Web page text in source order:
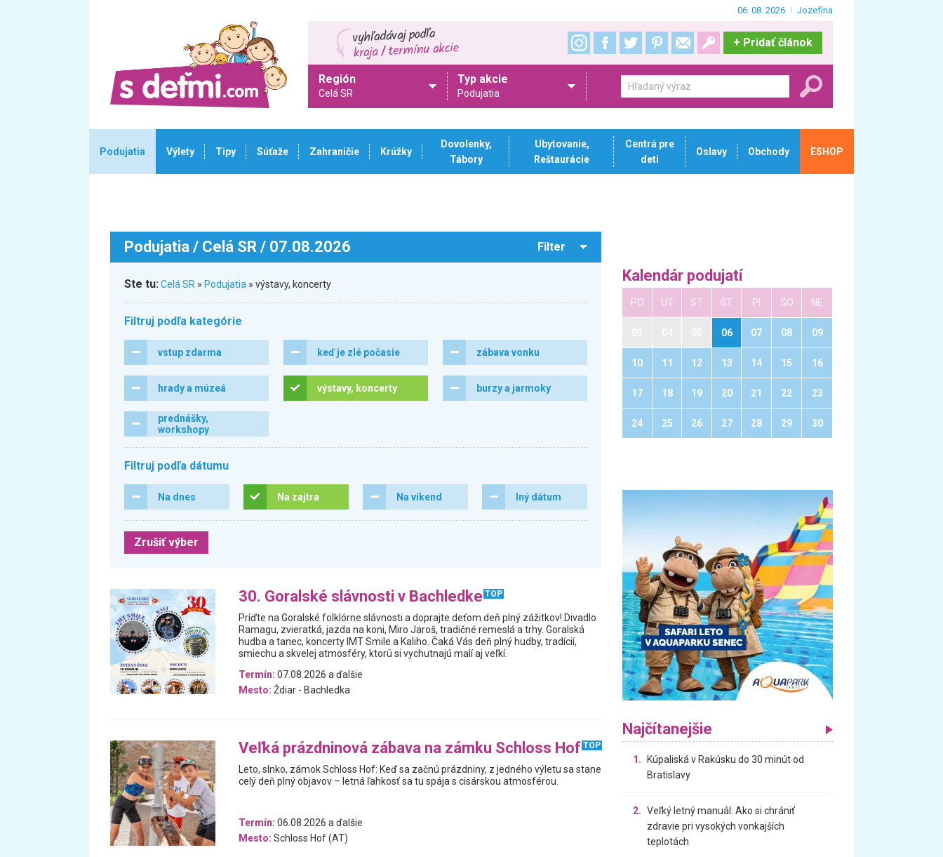
06. 08. 2026 Jozefína
+ Pridať článok
Región
Celá SR
Typ akcie
Podujatia
Podujatia Výlety Tipy Súťaže Zahraničie Krúžky
Dovolenky,
Tábory
Ubytovanie,
Reštaurácie
Centrá pre
deti
Oslavy Obchody ESHOP
Podujatia / Celá SR / 07.08.2026 Filter
Ste tu:Celá SR » Podujatia » výstavy, koncerty
Filtruj podľa kategórie
vstup zdarma keď je zlé počasie zábava vonku
hrady a múzeá výstavy, koncerty burzy a jarmoky
prednášky,
workshopy
Filtruj podľa dátumu
Na dnes Na zajtra Na víkend Iný dátum
Zrušiť výber
30. Goralské slávnosti v Bachledke TOP
Príďte na Goralské folklórne slávnosti a doprajte deťom deň plný zážitkov!.Divadlo
Ramagu, zvieratká, jazda na koni, Miro Jaroš, tradičné remeslá a trhy. Goralská
hudba a tanec, koncerty IMT Smile a Kaliho. Čaká Vás deň plný hudby, tradícií,
smiechu a skvelej atmosféry, ktorú si vychutnajú malí aj veľkí.
Termín: 07.08.2026 a ďalšie
Mesto: Ždiar - Bachledka
Veľká prázdninová zábava na zámku Schloss Hof TOP
Leto, slnko, zámok Schloss Hof: Keď sa začnú prázdniny, z jedného výletu sa stane
celý deň plný objavov – letná ľahkosť sa tu spája s cisárskou atmosférou.
Termín: 06.08.2026 a ďalšie
Mesto: Schloss Hof (AT)
Kalendár podujatí
PO UT ST ŠT PI SO NE
06 07 08 09
10 11 12 13 14 15 16
17 18 19 20 21 22 23
24 25 26 27 28 29 30
Najčítanejšie
1.
Kúpaliská v Rakúsku do 30 minút od
Bratislavy
2. Veľký letný manuál: Ako si chrániť
zdravie pri vysokých vonkajších
teplotách